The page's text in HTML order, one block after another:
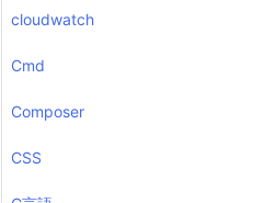
cloudwatch
Cmd
Composer
CSS